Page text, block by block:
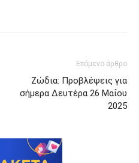
Επόμενο άρθρο
Ζώδια: Προβλέψεις για
σήμερα Δευτέρα 26 Μαΐου
2025